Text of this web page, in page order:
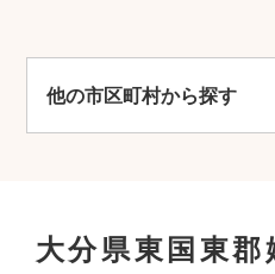
他の市区町村から探す
大分県東国東